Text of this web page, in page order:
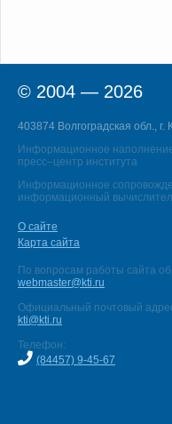
© 2004 — 2026
403874 Волгоградская обл.,
Информационное
пресс–центр института
Информационное
информационный
О сайте
Карта сайта
По вопросам работы сайта
webmaster@kti.ru
Официальный почтовый
kti@kti.ru
Телефон:
(84457) 9-45-67